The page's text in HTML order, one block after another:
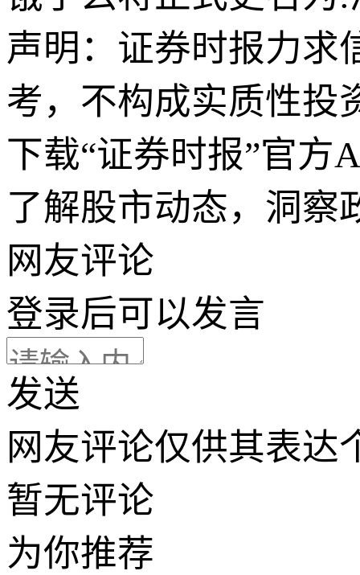
声明：证券时报力求
考，不构成实质性投
下载“证券时报”官方
了解股市动态，洞察
网友评论
登录后可以发言
发送
网友评论仅供其表达
暂无评论
为你推荐